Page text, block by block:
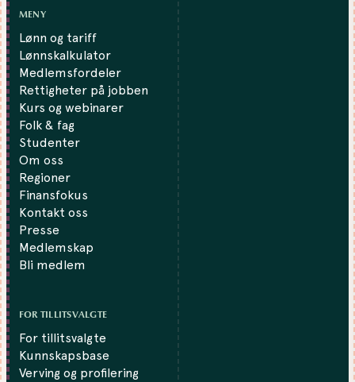
MENY
Lønn og tariff
Lønnskalkulator
Medlemsfordeler
Rettigheter på jobben
Kurs og webinarer
Folk & fag
Studenter
Om oss
Regioner
Finansfokus
Kontakt oss
Presse
Medlemskap
Bli medlem
FOR TILLITSVALGTE
For tillitsvalgte
Kunnskapsbase
Verving og profilering